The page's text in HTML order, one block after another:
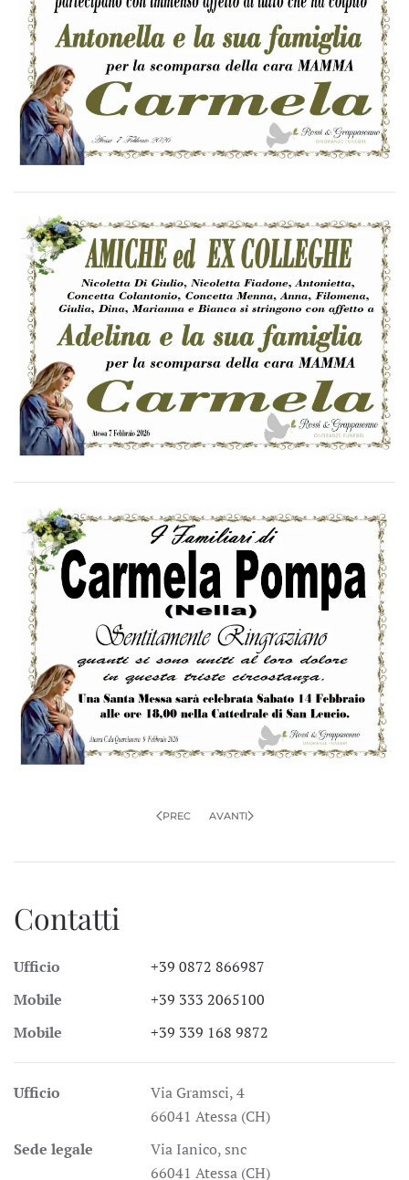
PREC AVANTI
Contatti
Ufficio
+39 0872 866987
Mobile
+39 333 2065100
Mobile
+39 339 168 9872
Ufficio
Via Gramsci, 4
66041 Atessa (CH)
Sede legale
Via Ianico, snc
66041 Atessa (CH)